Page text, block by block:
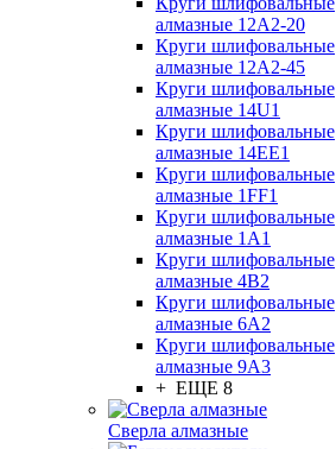
алмазные 12А2-20
Круги шлифовальные
алмазные 12А2-45
Круги шлифовальные
алмазные 14U1
Круги шлифовальные
алмазные 14ЕЕ1
Круги шлифовальные
алмазные 1FF1
Круги шлифовальные
алмазные 1А1
Круги шлифовальные
алмазные 4В2
Круги шлифовальные
алмазные 6A2
Круги шлифовальные
алмазные 9А3
+ ЕЩЕ 8
Сверла алмазные